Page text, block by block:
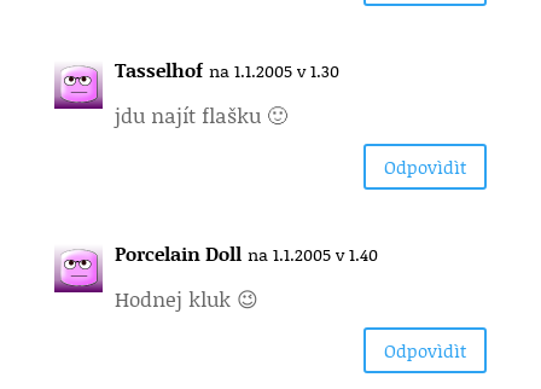
Tasselhof na 1.1.2005 v 1.30
jdu najít flašku 🙂
Odpovìdìt
Porcelain Doll na 1.1.2005 v 1.40
Hodnej kluk 😉
Odpovìdìt